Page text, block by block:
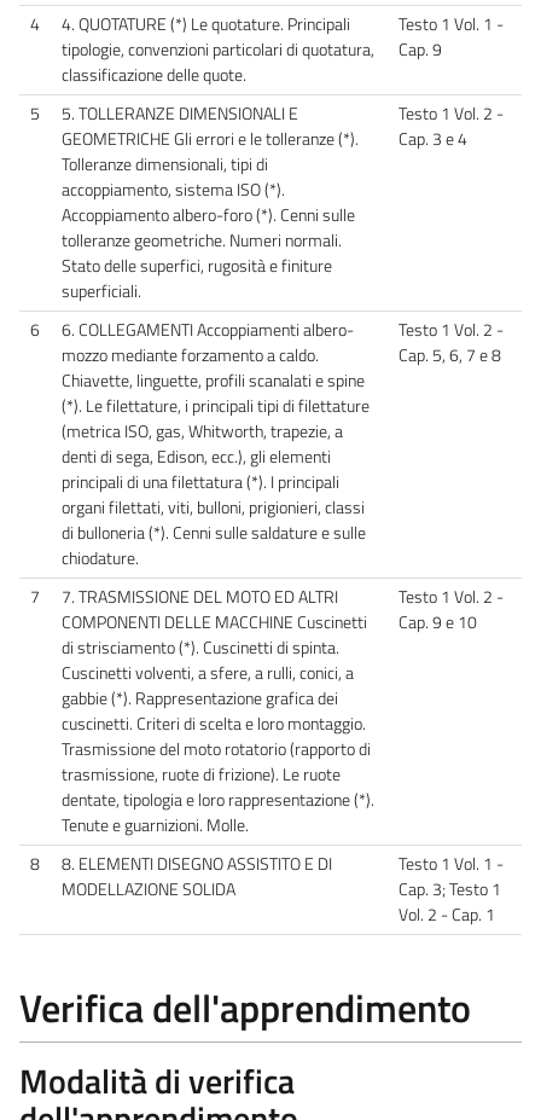
4
4. QUOTATURE (*) Le quotature. Principali
tipologie, convenzioni particolari di quotatura,
classificazione delle quote.
Testo 1 Vol. 1 -
Cap. 9
5
5. TOLLERANZE DIMENSIONALI E
GEOMETRICHE Gli errori e le tolleranze (*).
Tolleranze dimensionali, tipi di
accoppiamento, sistema ISO (*).
Accoppiamento albero-foro (*). Cenni sulle
tolleranze geometriche. Numeri normali.
Stato delle superfici, rugosità e finiture
superficiali.
Testo 1 Vol. 2 -
Cap. 3 e 4
6
6. COLLEGAMENTI Accoppiamenti albero-
mozzo mediante forzamento a caldo.
Chiavette, linguette, profili scanalati e spine
(*). Le filettature, i principali tipi di filettature
(metrica ISO, gas, Whitworth, trapezie, a
denti di sega, Edison, ecc.), gli elementi
principali di una filettatura (*). I principali
organi filettati, viti, bulloni, prigionieri, classi
di bulloneria (*). Cenni sulle saldature e sulle
chiodature.
Testo 1 Vol. 2 -
Cap. 5, 6, 7 e 8
7
7. TRASMISSIONE DEL MOTO ED ALTRI
COMPONENTI DELLE MACCHINE Cuscinetti
di strisciamento (*). Cuscinetti di spinta.
Cuscinetti volventi, a sfere, a rulli, conici, a
gabbie (*). Rappresentazione grafica dei
cuscinetti. Criteri di scelta e loro montaggio.
Trasmissione del moto rotatorio (rapporto di
trasmissione, ruote di frizione). Le ruote
dentate, tipologia e loro rappresentazione (*).
Tenute e guarnizioni. Molle.
Testo 1 Vol. 2 -
Cap. 9 e 10
8
8. ELEMENTI DISEGNO ASSISTITO E DI
MODELLAZIONE SOLIDA
Testo 1 Vol. 1 -
Cap. 3; Testo 1
Vol. 2 - Cap. 1
Verifica dell'apprendimento
Modalità di verifica